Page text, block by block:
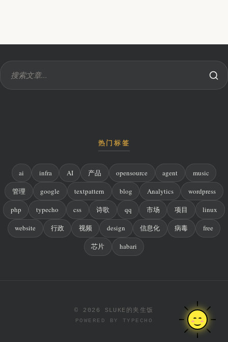
热门标签
ai infra AI 产品 opensource agent music
管理 google textpattern blog Analytics wordpress
php typecho css 诗歌 qq 市场 项目 linux
website 行政 视频 design 信息化 病毒 free
芯片 habari
© 2026 SLUKE的夹生饭
POWERED BY TYPECHO